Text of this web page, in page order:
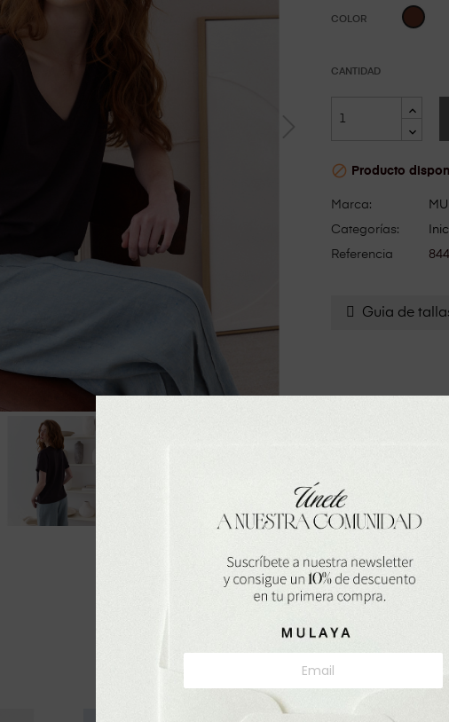
COLOR
CANTIDAD
 Producto
Marca:
Categorías:
Referencia
Guia de
Camiseta de
equilibrada de
Composición:
Altura modelo:
Medidas: Busto 79